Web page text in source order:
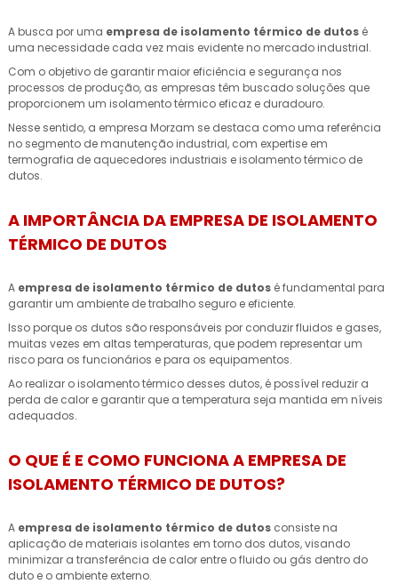
A busca por uma empresa de isolamento térmico de dutos é
uma necessidade cada vez mais evidente no mercado industrial.
Com o objetivo de garantir maior eficiência e segurança nos
processos de produção, as empresas têm buscado soluções que
proporcionem um isolamento térmico eficaz e duradouro.
Nesse sentido, a empresa Morzam se destaca como uma referência
no segmento de manutenção industrial, com expertise em
termografia de aquecedores industriais e isolamento térmico de
dutos.
A IMPORTÂNCIA DA EMPRESA DE ISOLAMENTO
TÉRMICO DE DUTOS
A empresa de isolamento térmico de dutos é fundamental para
garantir um ambiente de trabalho seguro e eficiente.
Isso porque os dutos são responsáveis por conduzir fluidos e gases,
muitas vezes em altas temperaturas, que podem representar um
risco para os funcionários e para os equipamentos.
Ao realizar o isolamento térmico desses dutos, é possível reduzir a
perda de calor e garantir que a temperatura seja mantida em níveis
adequados.
O QUE É E COMO FUNCIONA A EMPRESA DE
ISOLAMENTO TÉRMICO DE DUTOS?
A empresa de isolamento térmico de dutos consiste na
aplicação de materiais isolantes em torno dos dutos, visando
minimizar a transferência de calor entre o fluido ou gás dentro do
duto e o ambiente externo.